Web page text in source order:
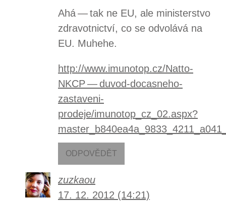
Ahá — tak ne EU, ale ministerstvo
zdravotnictví, co se odvolává na
EU. Muhehe.
http://www.imunotop.cz/Natto-
NKCP — duvod-docasneho-
zastaveni-
prodeje/imunotop_cz_02.aspx?
ODPOVĚDĚT
zuzkaou
17. 12. 2012 (14:21)